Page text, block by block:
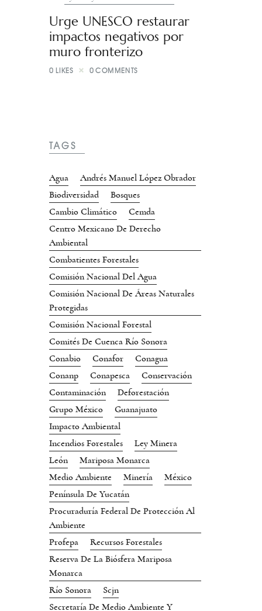
Urge UNESCO restaurar
impactos negativos por
muro fronterizo
0 LIKES 0 COMMENTS
TAGS
Agua
Andrés Manuel López Obrador
Biodiversidad
Bosques
Cambio Climático
Cemda
Centro Mexicano De Derecho
Ambiental
Combatientes Forestales
Comisión Nacional Del Agua
Comisión Nacional De Áreas Naturales
Protegidas
Comisión Nacional Forestal
Comités De Cuenca Río Sonora
Conabio
Conafor
Conagua
Conanp
Conapesca
Conservación
Contaminación
Deforestación
Grupo México
Guanajuato
Impacto Ambiental
Incendios Forestales
Ley Minera
León
Mariposa Monarca
Medio Ambiente
Minería
México
Península De Yucatán
Procuraduría Federal De Protección Al
Ambiente
Profepa
Recursos Forestales
Reserva De La Biósfera Mariposa
Monarca
Río Sonora
Scjn
Secretaría De Medio Ambiente Y